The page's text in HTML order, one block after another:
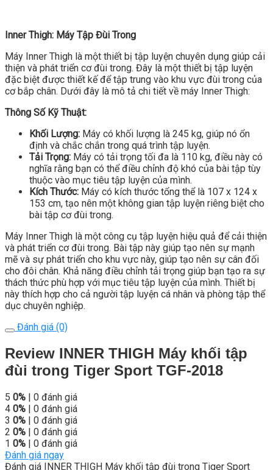
Inner Thigh: Máy Tập Đùi Trong
Máy Inner Thigh là một thiết bị tập luyện chuyên dụng giúp cải
thiện và phát triển cơ đùi trong. Đây là một thiết bị tập luyện
đặc biệt được thiết kế để tập trung vào khu vực đùi trong của
cơ bắp chân. Dưới đây là mô tả chi tiết về máy Inner Thigh:
Thông Số Kỹ Thuật:
Khối Lượng: Máy có khối lượng là 245 kg, giúp nó ổn
định và chắc chắn trong quá trình tập luyện.
Tải Trọng: Máy có tải trọng tối đa là 110 kg, điều này có
nghĩa rằng bạn có thể điều chỉnh độ khó của bài tập tùy
thuộc vào mục tiêu tập luyện của mình.
Kích Thước: Máy có kích thước tổng thể là 107 x 124 x
153 cm, tạo nên một không gian tập luyện riêng biệt cho
bài tập cơ đùi trong.
Máy Inner Thigh là một công cụ tập luyện hiệu quả để cải thiện
và phát triển cơ đùi trong. Bài tập này giúp tạo nên sự mạnh
mẽ và sự phát triển cho khu vực này, giúp tạo nên sự cân đối
cho đôi chân. Khả năng điều chỉnh tải trọng giúp bạn tạo ra sự
thách thức phù hợp với mục tiêu tập luyện của mình. Thiết bị
này thích hợp cho cả người tập luyện cá nhân và phòng tập thể
dục chuyên nghiệp.
Đánh giá (0)
Review INNER THIGH Máy khối tập
đùi trong Tiger Sport TGF-2018
5 0% | 0 đánh giá
4 0% | 0 đánh giá
3 0% | 0 đánh giá
2 0% | 0 đánh giá
1 0% | 0 đánh giá
Đánh giá ngay
Đánh giá INNER THIGH Máy khối tập đùi trong Tiger Sport